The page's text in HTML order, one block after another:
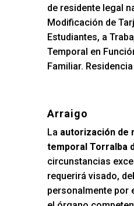
de residente legal
Modificación de
Estudiantes, a
Temporal en
Familiar.
Arraigo
La autorización de
temporal Torralba
circunstancias
requerirá visado,
personalmente por